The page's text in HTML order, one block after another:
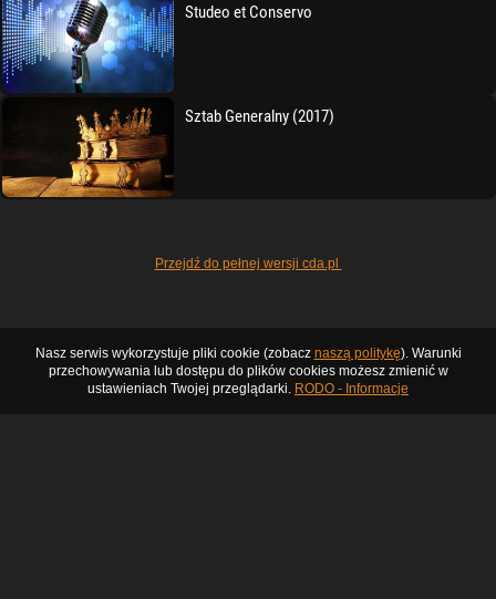
Studeo et Conservo
Sztab Generalny (2017)
Przejdź do pełnej wersji cda.pl
Nasz serwis wykorzystuje pliki cookie (zobacz naszą politykę). Warunki
przechowywania lub dostępu do plików cookies możesz zmienić w
ustawieniach Twojej przeglądarki. RODO - Informacje